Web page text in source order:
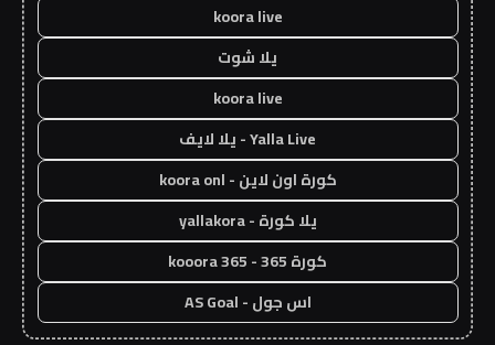
koora live
يلا شوت
koora live
Yalla Live - يلا لايف
كورة اون لاين - koora onl
يلا كورة - yallakora
كورة 365 - kooora 365
اس جول - AS Goal